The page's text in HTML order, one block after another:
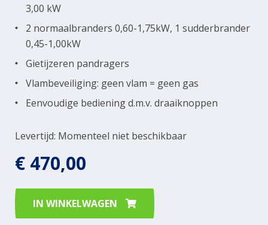
Levertijd: Momenteel niet beschikbaar
3,00 kW
2 normaalbranders 0,60-1,75kW, 1 sudderbrander
0,45-1,00kW
Gietijzeren pandragers
Vlambeveiliging: geen vlam = geen gas
Eenvoudige bediening d.m.v. draaiknoppen
€ 470,00
IN WINKELWAGEN